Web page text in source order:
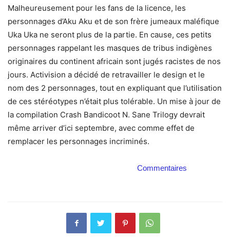
Malheureusement pour les fans de la licence, les
personnages d’Aku Aku et de son frère jumeaux maléfique
Uka Uka ne seront plus de la partie. En cause, ces petits
personnages rappelant les masques de tribus indigènes
originaires du continent africain sont jugés racistes de nos
jours. Activision a décidé de retravailler le design et le
nom des 2 personnages, tout en expliquant que l’utilisation
de ces stéréotypes n’était plus tolérable. Un mise à jour de
la compilation Crash Bandicoot N. Sane Trilogy devrait
même arriver d’ici septembre, avec comme effet de
remplacer les personnages incriminés.
Commentaires